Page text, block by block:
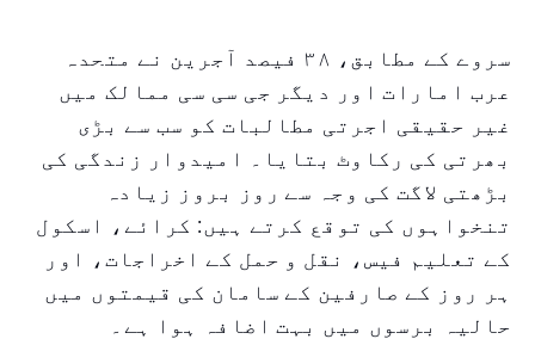
سروے کے مطابق، ۳۸ فیصد آجرین نے متحدہ
عرب امارات اور دیگر جی سی سی ممالک میں
غیر حقیقی اجرتی مطالبات کو سب سے بڑی
بھرتی کی رکاوٹ بتایا۔ امیدوار زندگی کی
بڑھتی لاگت کی وجہ سے روز بروز زیادہ
تنخواہوں کی توقع کرتے ہیں: کرائے، اسکول
کے تعلیم فیس، نقل و حمل کے اخراجات، اور
ہر روز کے صارفین کے سامان کی قیمتوں میں
حالیہ برسوں میں بہت اضافہ ہوا ہے۔